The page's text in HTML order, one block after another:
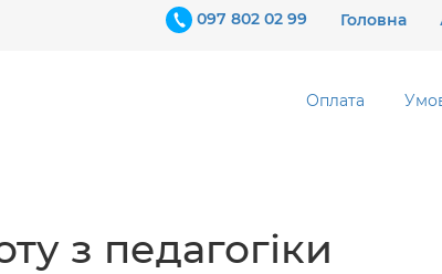
097 802 02 99 Головна
Оплата
з педагогіки